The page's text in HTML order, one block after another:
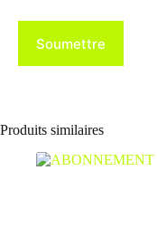
Soumettre
Produits similaires